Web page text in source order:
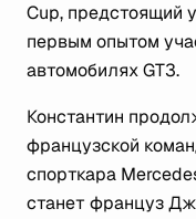
Cup, предстоящий
первым опытом
автомобилях GT3.
Константин
французской
спорткара
станет француз